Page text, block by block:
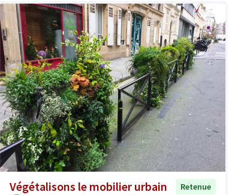
Végétalisons le mobilier urbain
Retenue